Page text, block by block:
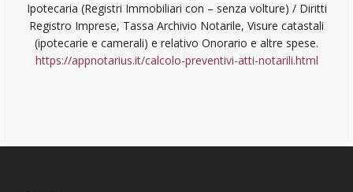
Ipotecaria (Registri Immobiliari con – senza volture) / Diritti
Registro Imprese, Tassa Archivio Notarile, Visure catastali
(ipotecarie e camerali) e relativo Onorario e altre spese.
https://appnotarius.it/calcolo-preventivi-atti-notarili.html